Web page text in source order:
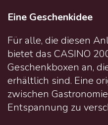
Eine Geschenkidee
Für alle, die diesen
bietet das CASINO
Geschenkboxen an,
erhältlich sind. Eine
zwischen
Entspannung zu